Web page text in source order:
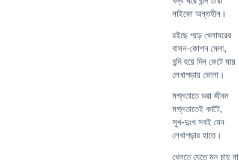
নাইকো অন্তহীন।
রইছে পড়ে খেলাঘরের
বাসন-কোশন মেলা,
বন্দি হয়ে দিন কেটে যায়
লেখাপড়ায় ভোলা।
মগ্নতাতে ভরা জীবন
মগ্নতাতেই কাটৈ,
সুখ-দুঃখ সবই যেন
লেখাপড়ার হাতে।
খেলতে যেতে মন চায় না